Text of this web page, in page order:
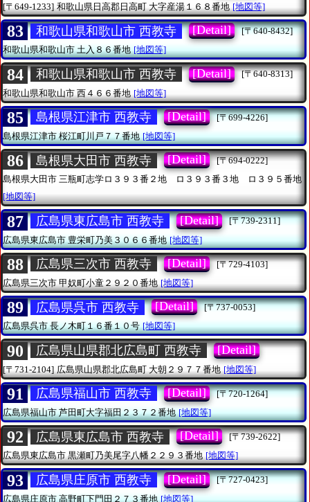
[〒649-1233] 和歌山県日高郡日高町 大字産湯１６８番地 [地図等]
83 和歌山県和歌山市 西教寺 [Detail]
[〒640-8432]
和歌山県和歌山市土入８６番地 [地図等]
84 和歌山県和歌山市 西教寺 [Detail]
[〒640-8313]
和歌山県和歌山市 西４６６番地 [地図等]
85 島根県江津市 西教寺 [Detail]
[〒699-4226]
島根県江津市桜江町川戸７７番地 [地図等]
86 島根県大田市 西教寺 [Detail]
[〒694-0222]
島根県大田市 三瓶町志学ロ３９３番２地 ロ３９３番３地 ロ３９５番地
[地図等]
87 広島県東広島市 西教寺 [Detail]
[〒739-2311]
広島県東広島市豊栄町乃美３０６６番地 [地図等]
88 広島県三次市 西教寺 [Detail]
[〒729-4103]
広島県三次市 甲奴町小童２９２０番地 [地図等]
89 広島県呉市 西教寺 [Detail]
[〒737-0053]
広島県呉市長ノ木町１６番１０号 [地図等]
90 広島県山県郡北広島町 西教寺 [Detail]
[〒731-2104] 広島県山県郡北広島町 大朝２９７７番地 [地図等]
91 広島県福山市 西教寺 [Detail]
[〒720-1264]
広島県福山市芦田町大字福田２３７２番地 [地図等]
92 広島県東広島市 西教寺 [Detail]
[〒739-2622]
広島県東広島市黒瀬町乃美尾字八幡２２９３番地 [地図等]
93 広島県庄原市 西教寺 [Detail]
[〒727-0423]
広島県庄原市高野町下門田２７３番地 [地図等]